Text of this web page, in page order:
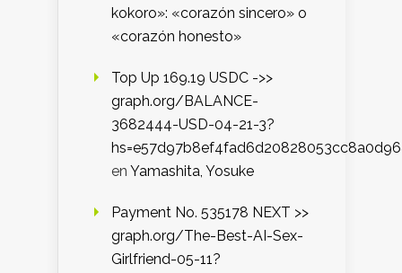
kokoro»: «corazón sincero» o
«corazón honesto»
Top Up 169.19 USDC ->>
graph.org/BALANCE-
3682444-USD-04-21-3?
en Yamashita, Yosuke
Payment No. 535178 NEXT >>
graph.org/The-Best-AI-Sex-
Girlfriend-05-11?